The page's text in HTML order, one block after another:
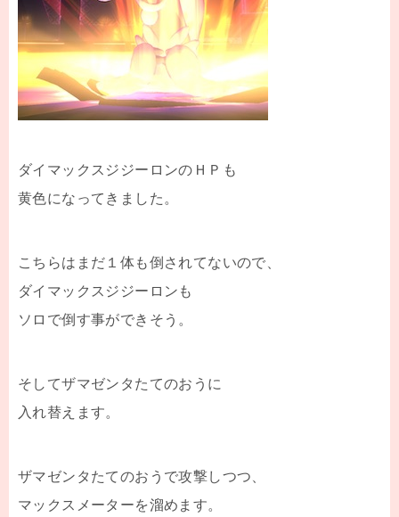
ダイマックスジジーロンのＨＰも
黄色になってきました。
こちらはまだ１体も倒されてないので、
ダイマックスジジーロンも
ソロで倒す事ができそう。
そしてザマゼンタたてのおうに
入れ替えます。
ザマゼンタたてのおうで攻撃しつつ、
マックスメーターを溜めます。